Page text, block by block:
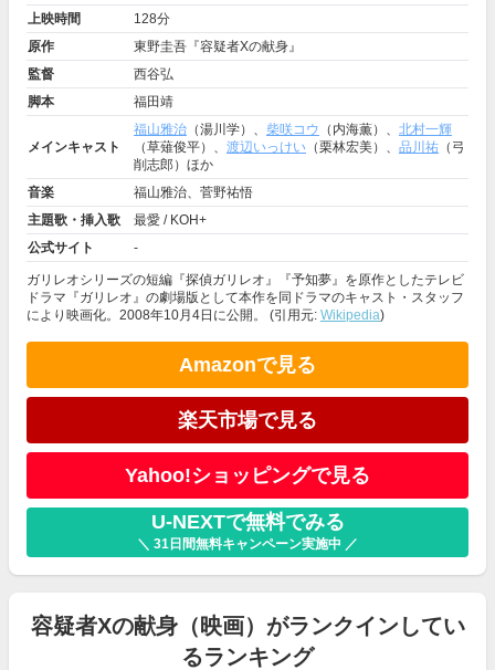
上映時間
128分
原作
東野圭吾『容疑者Xの献身』
監督
西谷弘
脚本
福田靖
メインキャスト
福山雅治 （湯川学）、 柴咲コウ （内海薫）、 北村一輝
（草薙俊平）、 渡辺いっけい （栗林宏美）、 品川祐 （弓
削志郎）ほか
音楽
福山雅治、菅野祐悟
主題歌・挿入歌
最愛 / KOH+
公式サイト
-
ガリレオシリーズの短編『探偵ガリレオ』『予知夢』を原作としたテレビ
ドラマ『ガリレオ』の劇場版として本作を同ドラマのキャスト・スタッフ
により映画化。2008年10月4日に公開。 (引用元: Wikipedia)
Amazonで見る
楽天市場で見る
Yahoo!ショッピングで見る
U-NEXTで無料でみる
＼ 31日間無料キャンペーン実施中 ／
容疑者Xの献身（映画）がランクインしてい
るランキング